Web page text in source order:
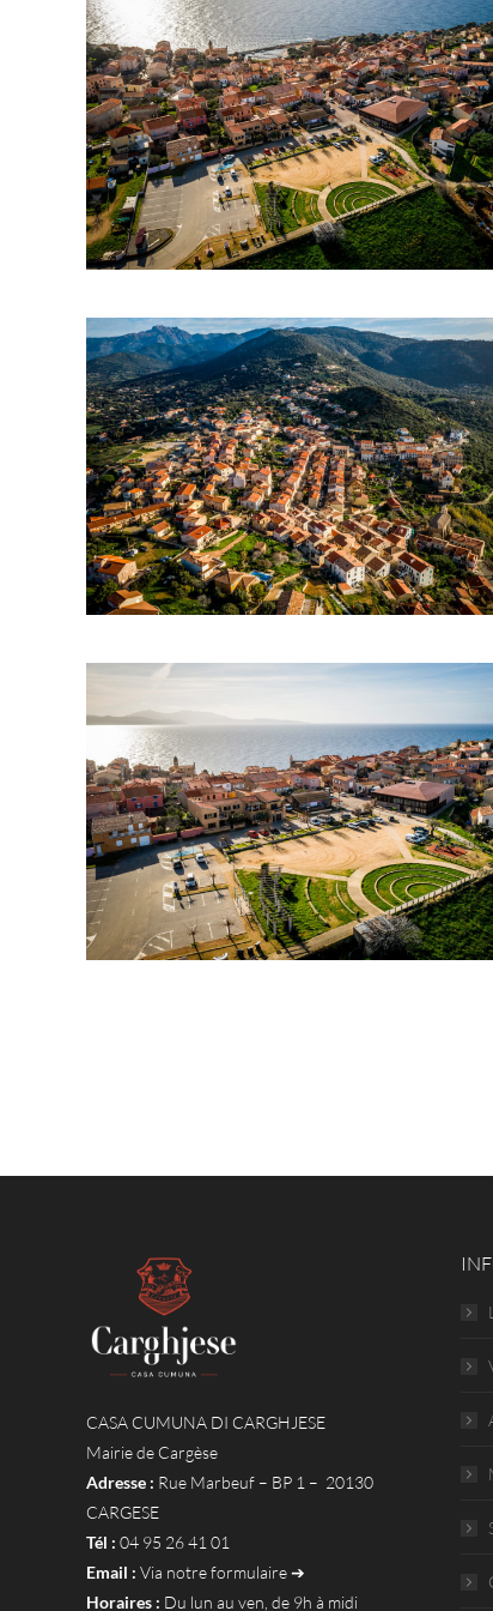
CASA CUMUNA DI CARGHJESE
Mairie de Cargèse
Adresse : Rue Marbeuf – BP 1 – 20130
CARGESE
Tél : 04 95 26 41 01
Email : Via notre formulaire ➔
Horaires : Du lun au ven, de 9h à midi